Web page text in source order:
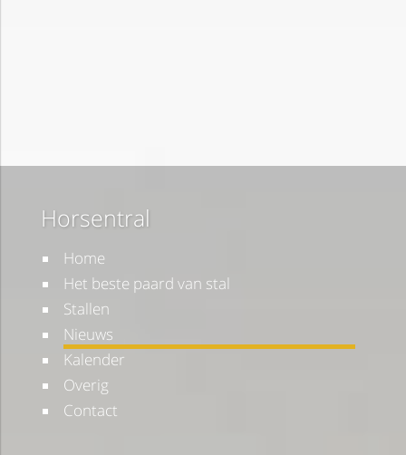
Horsentral
Home
Het beste paard van stal
Stallen
Nieuws
Kalender
Overig
Contact